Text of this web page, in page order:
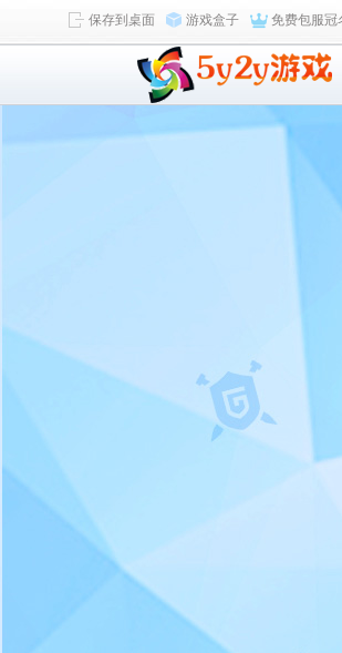
保存到桌面 游戏盒子 免费包服冠